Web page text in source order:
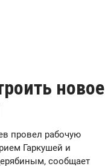
новое
провел рабочую
Гаркушей и
сообщает